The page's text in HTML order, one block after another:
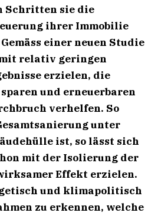
Schritten sie die
ihrer Immobilie
einer neuen Studie
relativ geringen
erzielen, die
und erneuerbaren
verhelfen. So
unter
ist, so lässt sich
mit der Isolierung der
Effekt erzielen.
und klimapolitisch
zu erkennen, welche